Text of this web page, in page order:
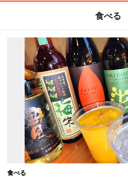
食べる
食べる